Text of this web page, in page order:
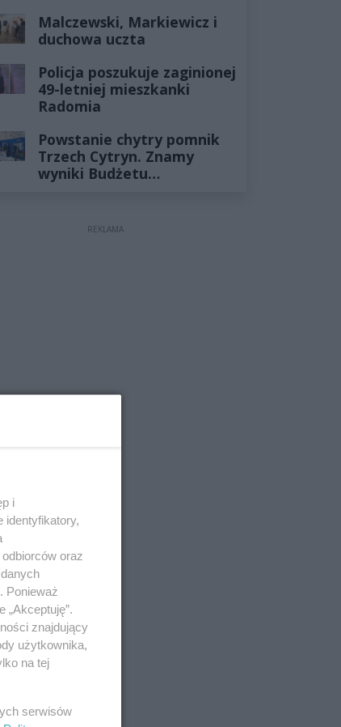
żyłach
Malczewski, Markiewicz i
duchowa uczta
Policja poszukuje zaginionej
49-letniej mieszkanki
Radomia
Powstanie chytry pomnik
Trzech Cytryn. Znamy
wyniki Budżetu
REKLAMA
i
identyfikatory,
oraz
Ponieważ
znajdujący
użytkownika,
na tej
serwisów